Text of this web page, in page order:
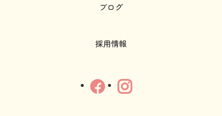
ブログ
採用情報